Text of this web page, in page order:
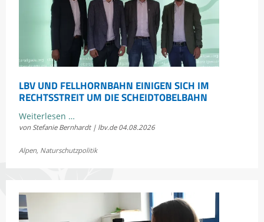
LBV UND FELLHORNBAHN EINIGEN SICH IM
RECHTSSTREIT UM DIE SCHEIDTOBELBAHN
Weiterlesen …LBV
und
einigen
von Stefanie Bernhardt | lbv.de 04.08.2026
Alpen, Naturschutzpolitik